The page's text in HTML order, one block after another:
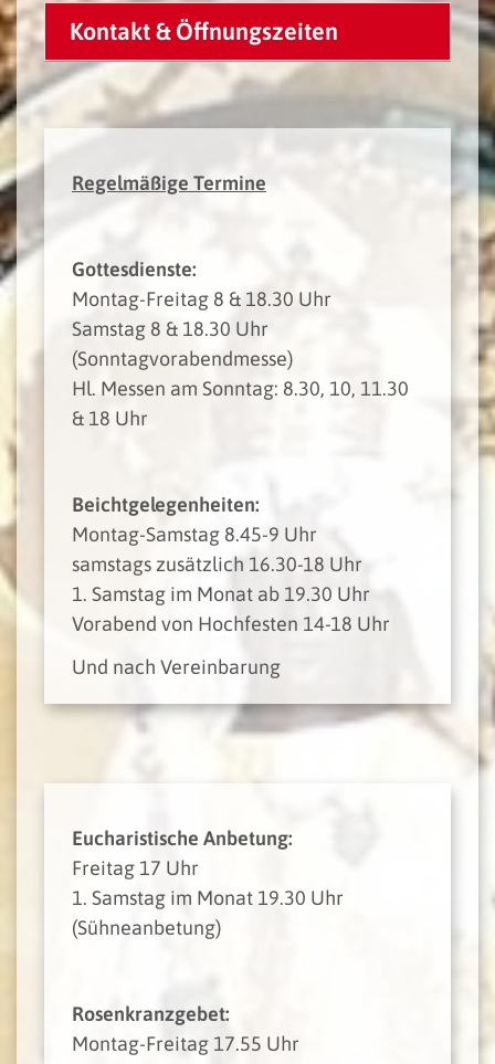
Kontakt & Öffnungszeiten
Regelmäßige Termine
Gottesdienste:
Montag-Freitag 8 & 18.30 Uhr
Samstag 8 & 18.30 Uhr
(Sonntagvorabendmesse)
Hl. Messen am Sonntag: 8.30, 10, 11.30
& 18 Uhr
Beichtgelegenheiten:
Montag-Samstag 8.45-9 Uhr
samstags zusätzlich 16.30-18 Uhr
1. Samstag im Monat ab 19.30 Uhr
Vorabend von Hochfesten 14-18 Uhr
Und nach Vereinbarung
Eucharistische Anbetung:
Freitag 17 Uhr
1. Samstag im Monat 19.30 Uhr
(Sühneanbetung)
Rosenkranzgebet:
Montag-Freitag 17.55 Uhr